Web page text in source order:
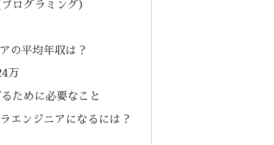
ログラミング）
の平均年収は？
万
ために必要なこと
エンジニアになるには？